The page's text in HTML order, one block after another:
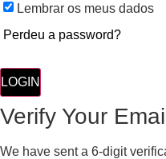
Lembrar os meus dados
Perdeu a password?
LOGIN
Verify Your
We have sent a 6-digit